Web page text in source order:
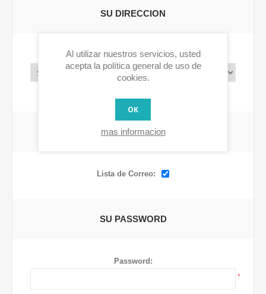
SU DIRECCION
Pais:
OPCIONES
Lista de Correo:
SU PASSWORD
Password:
*
Al utilizar nuestros servicios, usted
acepta la política general de uso de
cookies.
OK
mas informacion